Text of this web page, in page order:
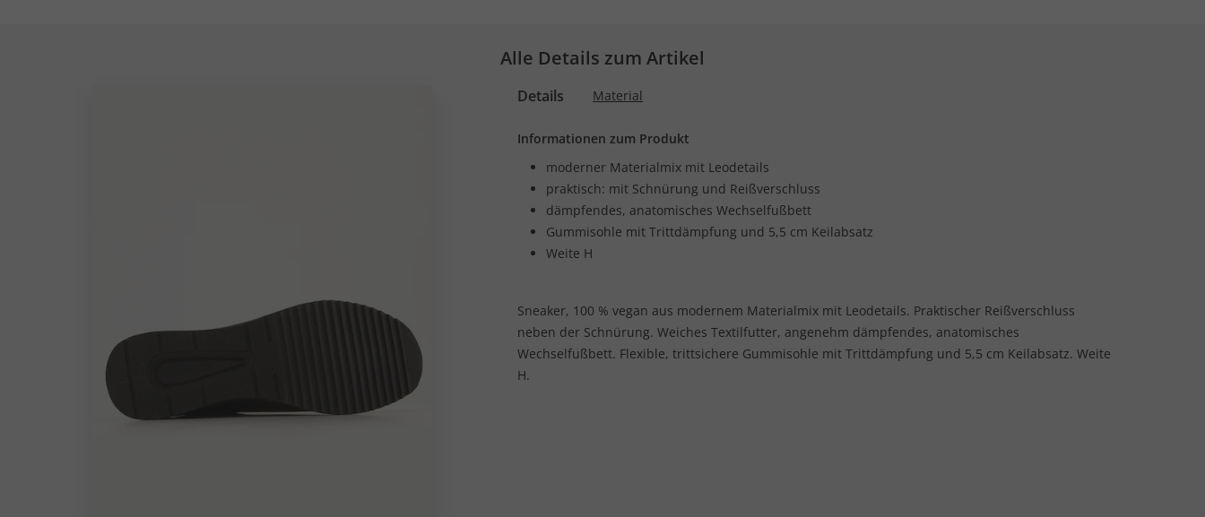
Alle Details zum Artikel
Details Material
Informationen zum Produkt
moderner Materialmix mit Leodetails
praktisch: mit Schnürung und Reißverschluss
dämpfendes, anatomisches Wechselfußbett
Gummisohle mit Trittdämpfung und 5,5 cm Keilabsatz
Weite H
Sneaker, 100 % vegan aus modernem Materialmix mit Leodetails. Praktischer Reißverschluss
neben der Schnürung. Weiches Textilfutter, angenehm dämpfendes, anatomisches
Wechselfußbett. Flexible, trittsichere Gummisohle mit Trittdämpfung und 5,5 cm Keilabsatz. Weite
H.